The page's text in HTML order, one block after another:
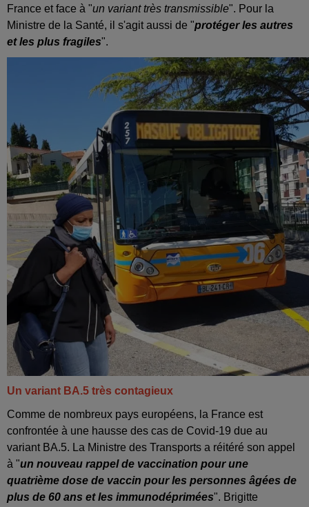
France et face à "un variant très transmissible". Pour la
Ministre de la Santé, il s'agit aussi de "protéger les autres
et les plus fragiles".
Un variant BA.5 très contagieux
Comme de nombreux pays européens, la France est
confrontée à une hausse des cas de Covid-19 due au
variant BA.5. La Ministre des Transports a réitéré son appel
à "un nouveau rappel de vaccination pour une
quatrième dose de vaccin pour les personnes âgées de
plus de 60 ans et les immunodéprimées". Brigitte